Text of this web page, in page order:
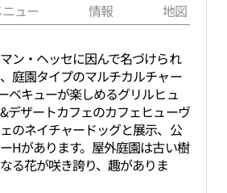
ニュー 情報 地図
ン・ヘッセに因んで名づけられ
庭園タイプのマルチカルチャー
ベキューが楽しめるグリルヒュ
デザートカフェのカフェヒューヴ
のネイチャードッグと展示、公
Hがあります。屋外庭園は古い樹
る花が咲き誇り、趣がありま